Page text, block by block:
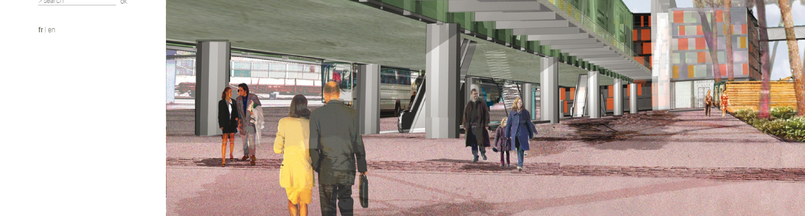
fr | en
Coût
Etude de définition 2002
Livraison
2007 - 2010